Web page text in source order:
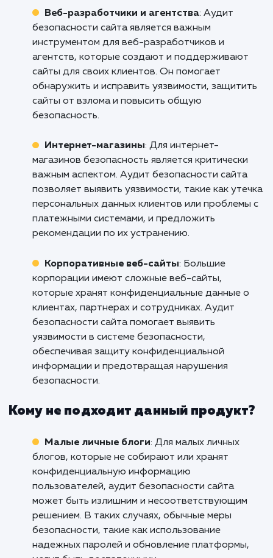
Не дожидайтесь того, когда ваш сайт
объектом атаки. Предпримите действия
сегодня. Обеспечьте безопасность
профессионального аудита
сайта. Обратитесь к нам, и мы поможем
создать безопасную и эффективную среду
вашего бизнеса!
Кому подходит данный продукт?
Веб-разработчики и агентства
безопасности сайта является важным
инструментом для веб-разработчиков и
агентств, которые создают и
сайты для своих клиентов. Он помогает
обнаружить и исправить уязвимости,
сайты от взлома и повысить общую
безопасность.
Интернет-магазины
: Для интернет-
магазинов безопасность является
важным аспектом. Аудит безопасности
позволяет выявить уязвимости, такие как
персональных данных клиентов или
платежными системами, и предложить
рекомендации по их устранению.
Корпоративные веб-сайты: Большие